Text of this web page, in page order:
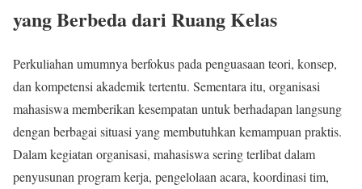
yang Berbeda dari Ruang Kelas
Perkuliahan umumnya berfokus pada penguasaan teori, konsep,
dan kompetensi akademik tertentu. Sementara itu, organisasi
mahasiswa memberikan kesempatan untuk berhadapan langsung
dengan berbagai situasi yang membutuhkan kemampuan praktis.
Dalam kegiatan organisasi, mahasiswa sering terlibat dalam
penyusunan program kerja, pengelolaan acara, koordinasi tim,